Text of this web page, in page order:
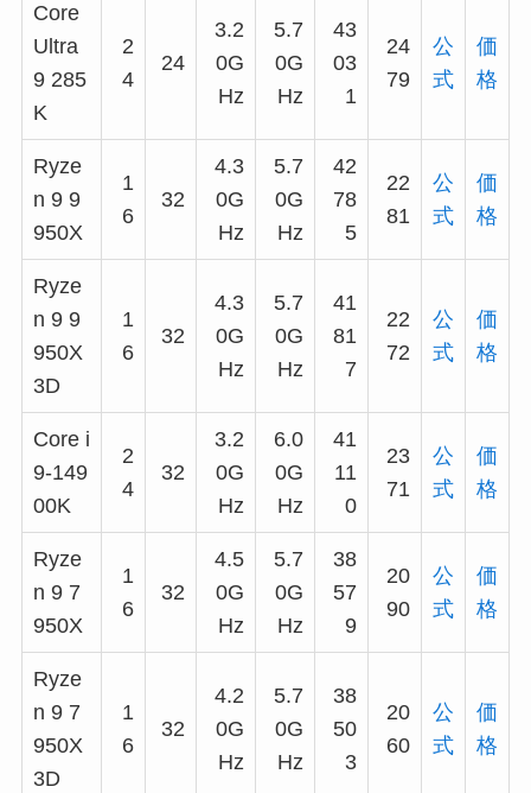
Core
Ultra
9 285
K
2
4
24
3.2
0G
Hz
5.7
0G
Hz
43
03
1
24
79
公
式
価
格
Ryze
n 9 9
950X
1
6
32
4.3
0G
Hz
5.7
0G
Hz
42
78
5
22
81
公
式
価
格
Ryze
n 9 9
950X
3D
1
6
32
4.3
0G
Hz
5.7
0G
Hz
41
81
7
22
72
公
式
価
格
Core i
9-149
00K
2
4
32
3.2
0G
Hz
6.0
0G
Hz
41
11
0
23
71
公
式
価
格
Ryze
n 9 7
950X
1
6
32
4.5
0G
Hz
5.7
0G
Hz
38
57
9
20
90
公
式
価
格
Ryze
n 9 7
950X
3D
1
6
32
4.2
0G
Hz
5.7
0G
Hz
38
50
3
20
60
公
式
価
格